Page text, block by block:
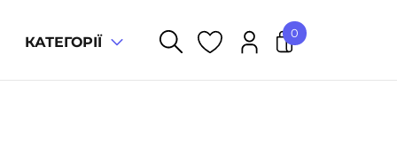
КАТЕГОРІЇ
0
У кошику немає товарів.